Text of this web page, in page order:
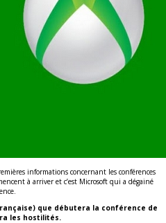
informations concernant les conférences
à arriver et c’est Microsoft qui a dégainé
que débutera la conférence de
les hostilités.